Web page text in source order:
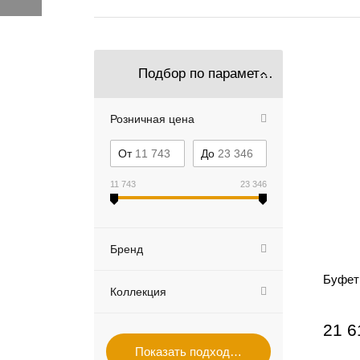
Подбор по параметрам
Розничная цена
От До
11 743 23 346
Бренд
Коллекция
21